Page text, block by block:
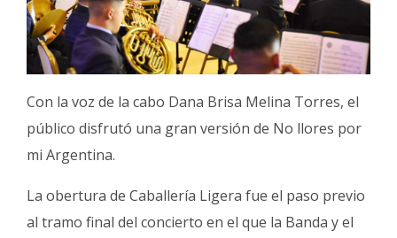
Con la voz de la cabo Dana Brisa Melina Torres, el
público disfrutó una gran versión de No llores por
mi Argentina.
La obertura de Caballería Ligera fue el paso previo
al tramo final del concierto en el que la Banda y el